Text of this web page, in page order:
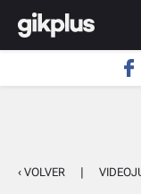
‹ VOLVER |